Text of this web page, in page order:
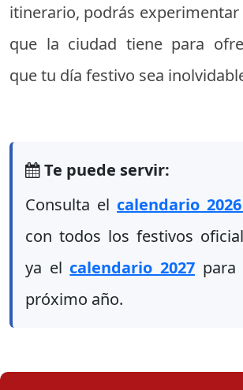
itinerario, podrás
que la ciudad tiene para
que tu día festivo sea
Te puede servir:
Consulta el calendario
con todos los festivos
ya el calendario 2027 para
próximo año.